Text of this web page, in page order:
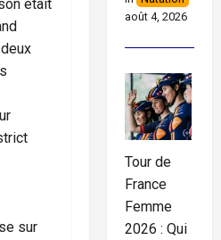
était
sur
août 4, 2026
Tour de
France
Femme
2026 : Qui